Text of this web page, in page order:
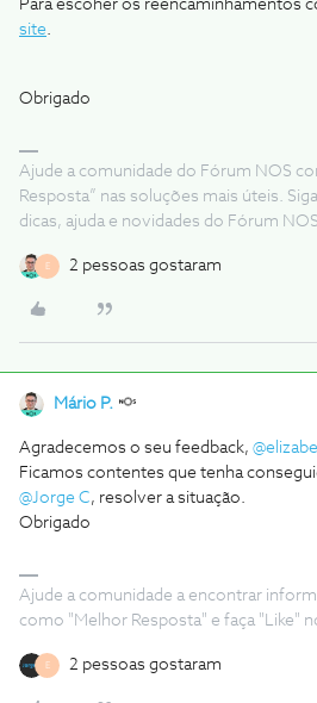
Para escoher os reencaminhamentos
site.
Obrigado
Ajude a comunidade do Fórum NOS
Resposta” nas soluções mais úteis.
dicas, ajuda e novidades do Fórum
E 2 pessoas gostaram
Mário P.
Agradecemos o seu feedback,
Ficamos contentes que tenha
@Jorge C, resolver a situação.
Obrigado
Ajude a comunidade a encontrar
como "Melhor Resposta" e faça "Like"
E 2 pessoas gostaram